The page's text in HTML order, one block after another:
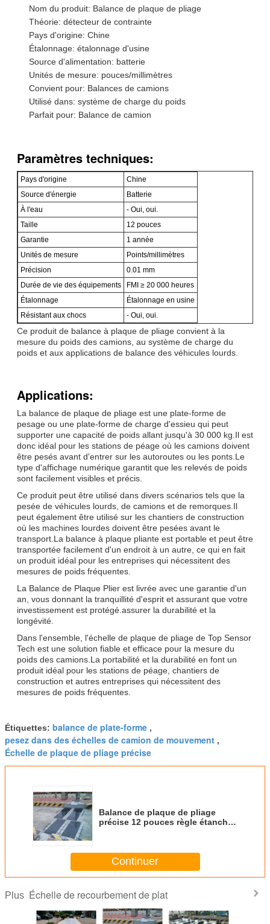
Nom du produit: Balance de plaque de pliage
Théorie: détecteur de contrainte
Pays d'origine: Chine
Étalonnage: étalonnage d'usine
Source d'alimentation: batterie
Unités de mesure: pouces/millimètres
Convient pour: Balances de camions
Utilisé dans: système de charge du poids
Parfait pour: Balance de camion
Paramètres techniques:
Pays d'origine
Chine
Source d'énergie
Batterie
À l'eau
- Oui, oui.
Taille
12 pouces
Garantie
1 année
Unités de mesure
Points/millimètres
Précision
0.01 mm
Durée de vie des équipements
FMI ≥ 20 000 heures
Étalonnage
Étalonnage en usine
Résistant aux chocs
- Oui, oui.
Ce produit de balance à plaque de pliage convient à la
mesure du poids des camions, au système de charge du
poids et aux applications de balance des véhicules lourds.
Applications:
La balance de plaque de pliage est une plate-forme de
pesage ou une plate-forme de charge d'essieu qui peut
supporter une capacité de poids allant jusqu'à 30 000 kg.Il est
donc idéal pour les stations de péage où les camions doivent
être pesés avant d'entrer sur les autoroutes ou les ponts.Le
type d'affichage numérique garantit que les relevés de poids
sont facilement visibles et précis.
Ce produit peut être utilisé dans divers scénarios tels que la
pesée de véhicules lourds, de camions et de remorques.Il
peut également être utilisé sur les chantiers de construction
où les machines lourdes doivent être pesées avant le
transport.La balance à plaque pliante est portable et peut être
transportée facilement d'un endroit à un autre, ce qui en fait
un produit idéal pour les entreprises qui nécessitent des
mesures de poids fréquentes.
La Balance de Plaque Plier est livrée avec une garantie d'un
an, vous donnant la tranquillité d'esprit et assurant que votre
investissement est protégé.assurer la durabilité et la
longévité.
Dans l'ensemble, l'échelle de plaque de pliage de Top Sensor
Tech est une solution fiable et efficace pour la mesure du
poids des camions.La portabilité et la durabilité en font un
produit idéal pour les stations de péage, chantiers de
construction et autres entreprises qui nécessitent des
mesures de poids fréquentes.
Étiquettes: balance de plate-forme ,
pesez dans des échelles de camion de mouvement ,
Échelle de plaque de pliage précise
Balance de plaque de pliage
précise 12 pouces règle étanche
Continuer
Plus Échelle de recourbement de plat